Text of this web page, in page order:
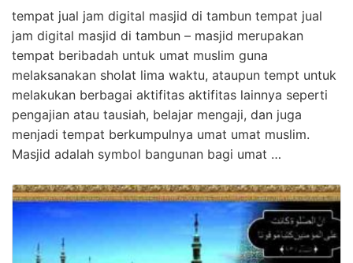
tempat jual jam digital masjid di tambun tempat jual
jam digital masjid di tambun – masjid merupakan
tempat beribadah untuk umat muslim guna
melaksanakan sholat lima waktu, ataupun tempt untuk
melakukan berbagai aktifitas aktifitas lainnya seperti
pengajian atau tausiah, belajar mengaji, dan juga
menjadi tempat berkumpulnya umat umat muslim.
Masjid adalah symbol bangunan bagi umat …